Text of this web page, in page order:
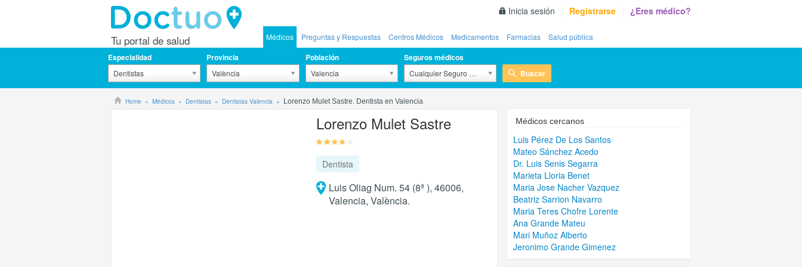
Tu portal de salud
Inicia sesión Registrarse ¿Eres médico?
Médicos Preguntas y Respuestas Centros Médicos Medicamentos Farmacias Salud pública
Especialidad
Dentistas
Provincia
València
Población
Valencia
Seguros médicos
Cualquier Seguro Médico Buscar
Home Médicos Dentistas Dentistas Valencia Lorenzo Mulet Sastre. Dentista en Valencia
Lorenzo Mulet Sastre
Dentista
Luis Oliag Num. 54 (8ª ), 46006,
Valencia, València.
Médicos cercanos
Luis Pérez De Los Santos
Mateo Sánchez Acedo
Dr. Luis Senis Segarra
Marieta Lloria Benet
Maria Jose Nacher Vazquez
Beatriz Sarrion Navarro
Maria Teres Chofre Lorente
Ana Grande Mateu
Mari Muñoz Alberto
Jeronimo Grande Gimenez